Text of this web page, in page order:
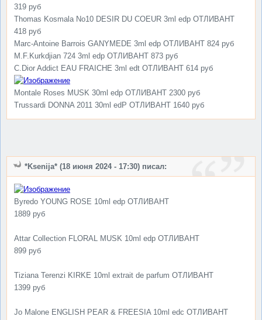
319 руб
Thomas Kosmala No10 DESIR DU COEUR 3ml edp ОТЛИВАНТ
418 руб
Marc-Antoine Barrois GANYMEDE 3ml edp ОТЛИВАНТ 824 руб
M.F.Kurkdjian 724 3ml edp ОТЛИВАНТ 873 руб
C.Dior Addict EAU FRAICHE 3ml edt ОТЛИВАНТ 614 руб
Montale Roses MUSK 30ml edp ОТЛИВАНТ 2300 руб
Trussardi DONNA 2011 30ml edP ОТЛИВАНТ 1640 руб
*Ksenija* (18 июня 2024 - 17:30) писал:
Byredo YOUNG ROSE 10ml edp ОТЛИВАНТ
1889 руб
Attar Collection FLORAL MUSK 10ml edp ОТЛИВАНТ
899 руб
Tiziana Terenzi KIRKE 10ml extrait de parfum ОТЛИВАНТ
1399 руб
Jo Malone ENGLISH PEAR & FREESIA 10ml edc ОТЛИВАНТ